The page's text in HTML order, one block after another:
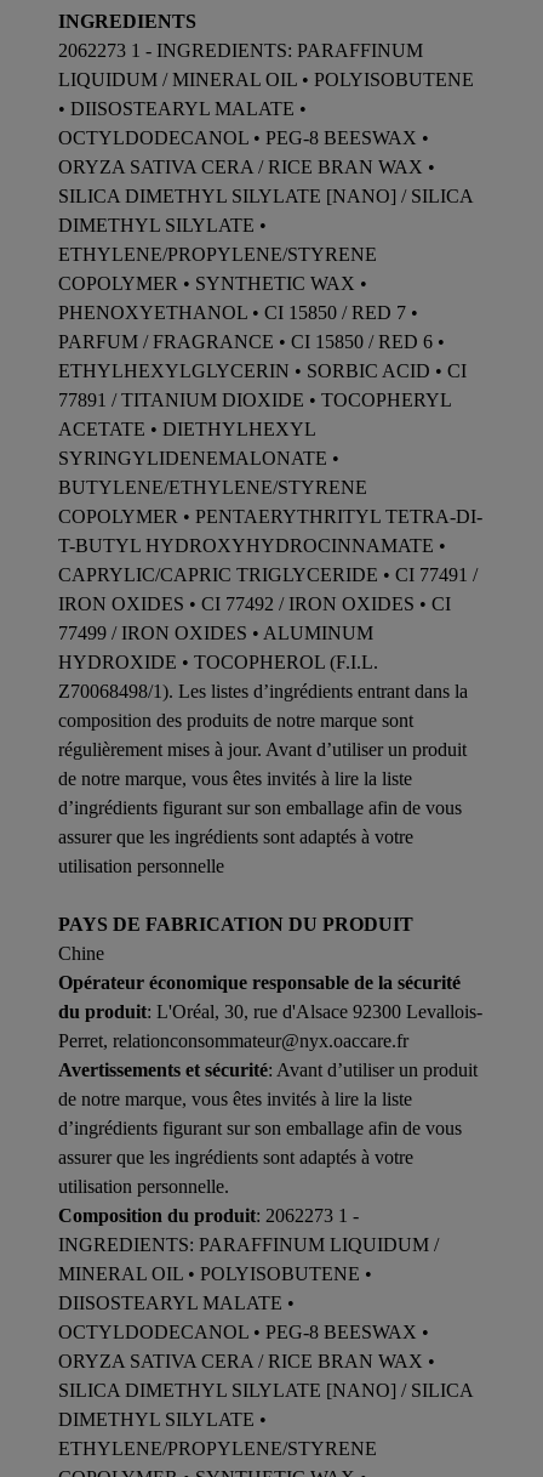
INGREDIENTS
2062273 1 - INGREDIENTS: PARAFFINUM
LIQUIDUM / MINERAL OIL • POLYISOBUTENE
• DIISOSTEARYL MALATE •
OCTYLDODECANOL • PEG-8 BEESWAX •
ORYZA SATIVA CERA / RICE BRAN WAX •
SILICA DIMETHYL SILYLATE [NANO] / SILICA
DIMETHYL SILYLATE •
ETHYLENE/PROPYLENE/STYRENE
COPOLYMER • SYNTHETIC WAX •
PHENOXYETHANOL • CI 15850 / RED 7 •
PARFUM / FRAGRANCE • CI 15850 / RED 6 •
ETHYLHEXYLGLYCERIN • SORBIC ACID • CI
77891 / TITANIUM DIOXIDE • TOCOPHERYL
ACETATE • DIETHYLHEXYL
SYRINGYLIDENEMALONATE •
BUTYLENE/ETHYLENE/STYRENE
COPOLYMER • PENTAERYTHRITYL TETRA-DI-
T-BUTYL HYDROXYHYDROCINNAMATE •
CAPRYLIC/CAPRIC TRIGLYCERIDE • CI 77491 /
IRON OXIDES • CI 77492 / IRON OXIDES • CI
77499 / IRON OXIDES • ALUMINUM
HYDROXIDE • TOCOPHEROL (F.I.L.
Z70068498/1). Les listes d’ingrédients entrant dans la
composition des produits de notre marque sont
régulièrement mises à jour. Avant d’utiliser un produit
de notre marque, vous êtes invités à lire la liste
d’ingrédients figurant sur son emballage afin de vous
assurer que les ingrédients sont adaptés à votre
utilisation personnelle
PAYS DE FABRICATION DU PRODUIT
Chine
Opérateur économique responsable de la sécurité
du produit: L'Oréal, 30, rue d'Alsace 92300 Levallois-
Perret, relationconsommateur@nyx.oaccare.fr
Avertissements et sécurité: Avant d’utiliser un produit
de notre marque, vous êtes invités à lire la liste
d’ingrédients figurant sur son emballage afin de vous
assurer que les ingrédients sont adaptés à votre
utilisation personnelle.
Composition du produit: 2062273 1 -
INGREDIENTS: PARAFFINUM LIQUIDUM /
MINERAL OIL • POLYISOBUTENE •
DIISOSTEARYL MALATE •
OCTYLDODECANOL • PEG-8 BEESWAX •
ORYZA SATIVA CERA / RICE BRAN WAX •
SILICA DIMETHYL SILYLATE [NANO] / SILICA
DIMETHYL SILYLATE •
ETHYLENE/PROPYLENE/STYRENE